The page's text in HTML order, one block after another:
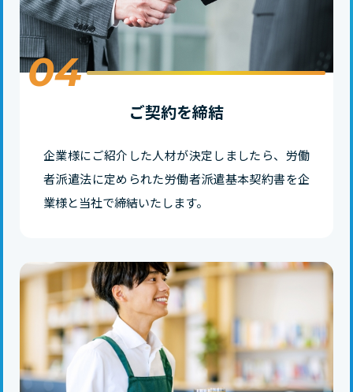
04
ご契約を締結
企業様にご紹介した人材が決定しましたら、労働
者派遣法に定められた労働者派遣基本契約書を企
業様と当社で締結いたします。